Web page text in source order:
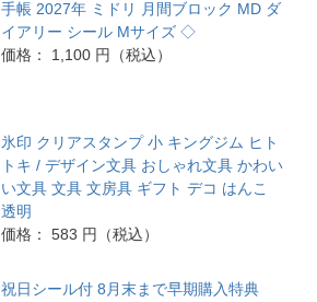
手帳 2027年 ミドリ 月間ブロック MD ダ
イアリー シール Mサイズ ◇
価格： 1,100 円（税込）
氷印 クリアスタンプ 小 キングジム ヒト
トキ / デザイン文具 おしゃれ文具 かわい
い文具 文具 文房具 ギフト デコ はんこ
透明
価格： 583 円（税込）
祝日シール付 8月末まで早期購入特典